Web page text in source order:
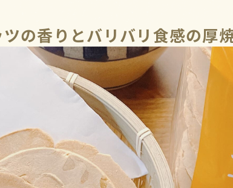
の香りとバリバリ食感の厚